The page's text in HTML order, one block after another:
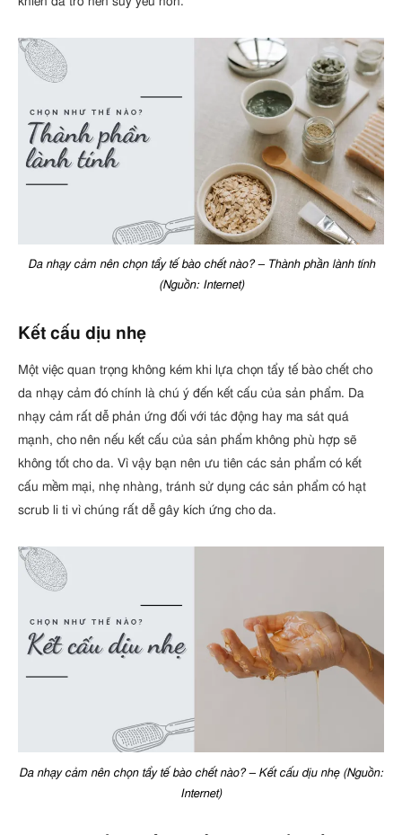
Da nhạy cảm nên chọn tẩy tế bào chết nào? – Thành phần lành tính
(Nguồn: Internet)
Kết cấu dịu nhẹ
Một việc quan trọng không kém khi lựa chọn tẩy tế bào chết cho
da nhạy cảm đó chính là chú ý đến kết cấu của sản phẩm. Da
nhạy cảm rất dễ phản ứng đối với tác động hay ma sát quá
mạnh, cho nên nếu kết cấu của sản phẩm không phù hợp sẽ
không tốt cho da. Vì vậy bạn nên ưu tiên các sản phẩm có kết
cấu mềm mại, nhẹ nhàng, tránh sử dụng các sản phẩm có hạt
scrub li ti vì chúng rất dễ gây kích ứng cho da.
Da nhạy cảm nên chọn tẩy tế bào chết nào? – Kết cấu dịu nhẹ (Nguồn:
Internet)